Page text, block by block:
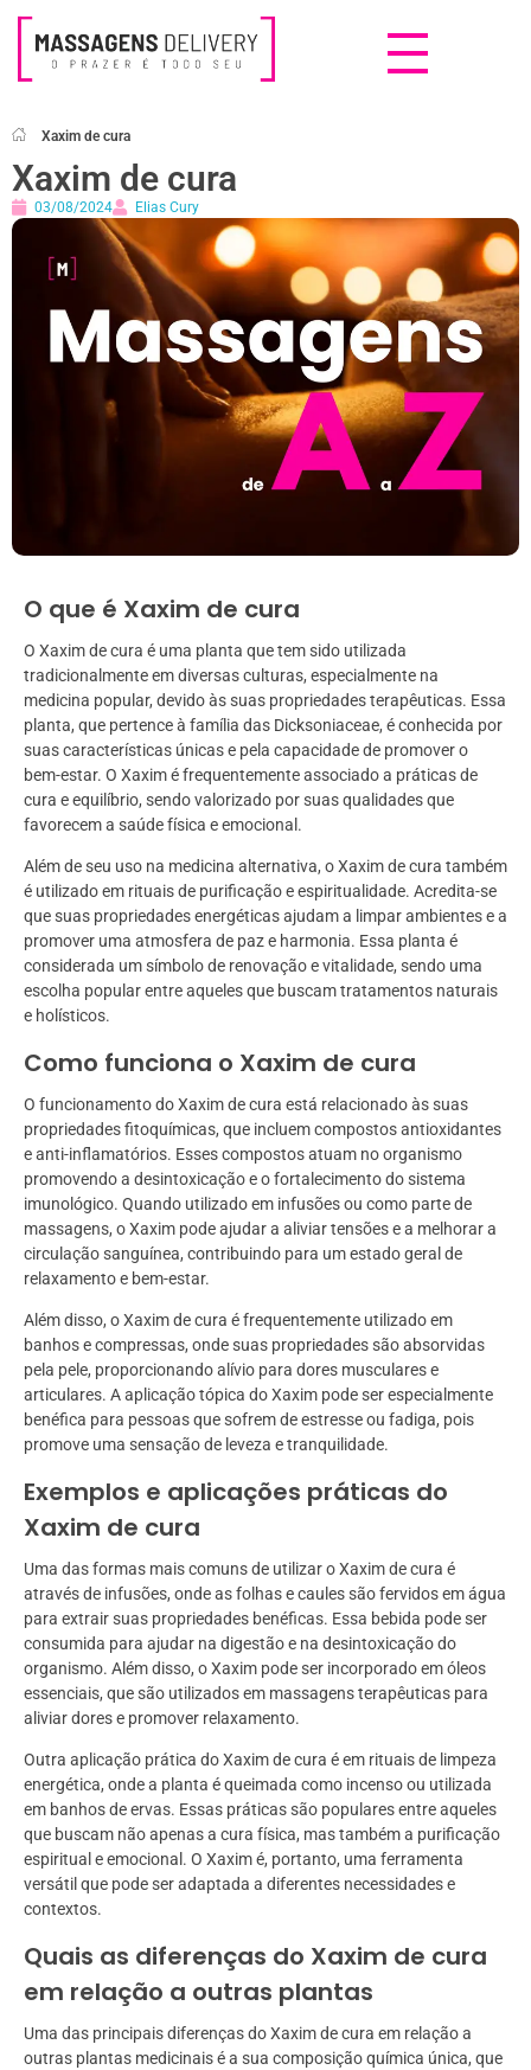
Xaxim de cura
Xaxim de cura
03/08/2024 Elias Cury
O que é Xaxim de cura
O Xaxim de cura é uma planta que tem sido utilizada
tradicionalmente em diversas culturas, especialmente na
medicina popular, devido às suas propriedades terapêuticas. Essa
planta, que pertence à família das Dicksoniaceae, é conhecida por
suas características únicas e pela capacidade de promover o
bem-estar. O Xaxim é frequentemente associado a práticas de
cura e equilíbrio, sendo valorizado por suas qualidades que
favorecem a saúde física e emocional.
Além de seu uso na medicina alternativa, o Xaxim de cura também
é utilizado em rituais de purificação e espiritualidade. Acredita-se
que suas propriedades energéticas ajudam a limpar ambientes e a
promover uma atmosfera de paz e harmonia. Essa planta é
considerada um símbolo de renovação e vitalidade, sendo uma
escolha popular entre aqueles que buscam tratamentos naturais
e holísticos.
Como funciona o Xaxim de cura
O funcionamento do Xaxim de cura está relacionado às suas
propriedades fitoquímicas, que incluem compostos antioxidantes
e anti-inflamatórios. Esses compostos atuam no organismo
promovendo a desintoxicação e o fortalecimento do sistema
imunológico. Quando utilizado em infusões ou como parte de
massagens, o Xaxim pode ajudar a aliviar tensões e a melhorar a
circulação sanguínea, contribuindo para um estado geral de
relaxamento e bem-estar.
Além disso, o Xaxim de cura é frequentemente utilizado em
banhos e compressas, onde suas propriedades são absorvidas
pela pele, proporcionando alívio para dores musculares e
articulares. A aplicação tópica do Xaxim pode ser especialmente
benéfica para pessoas que sofrem de estresse ou fadiga, pois
promove uma sensação de leveza e tranquilidade.
Exemplos e aplicações práticas do
Xaxim de cura
Uma das formas mais comuns de utilizar o Xaxim de cura é
através de infusões, onde as folhas e caules são fervidos em água
para extrair suas propriedades benéficas. Essa bebida pode ser
consumida para ajudar na digestão e na desintoxicação do
organismo. Além disso, o Xaxim pode ser incorporado em óleos
essenciais, que são utilizados em massagens terapêuticas para
aliviar dores e promover relaxamento.
Outra aplicação prática do Xaxim de cura é em rituais de limpeza
energética, onde a planta é queimada como incenso ou utilizada
em banhos de ervas. Essas práticas são populares entre aqueles
que buscam não apenas a cura física, mas também a purificação
espiritual e emocional. O Xaxim é, portanto, uma ferramenta
versátil que pode ser adaptada a diferentes necessidades e
contextos.
Quais as diferenças do Xaxim de cura
em relação a outras plantas
Uma das principais diferenças do Xaxim de cura em relação a
outras plantas medicinais é a sua composição química única, que